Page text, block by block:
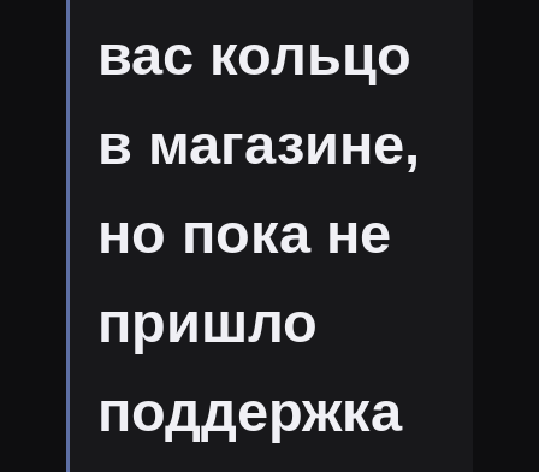
вас кольцо
в магазине,
но пока не
пришло
поддержка